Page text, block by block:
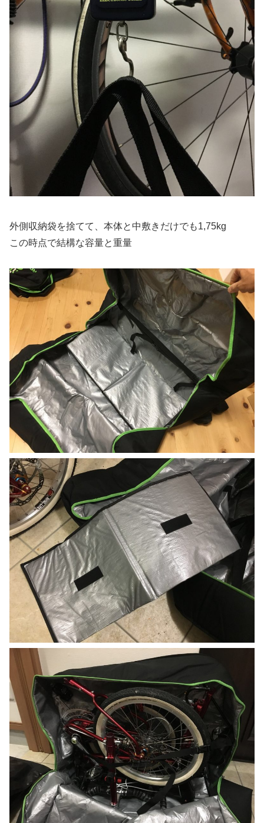
外側収納袋を捨てて、本体と中敷きだけでも1,75kg
この時点で結構な容量と重量